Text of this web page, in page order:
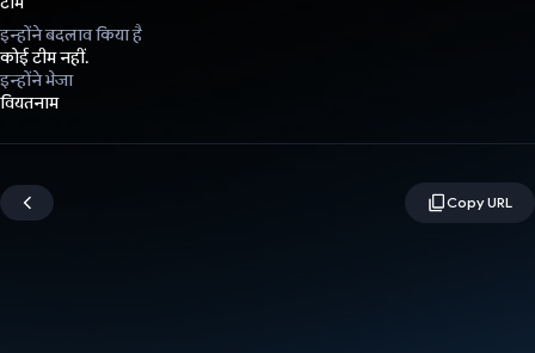
इन्होंने बदलाव किया है
कोई टीम नहीं.
इन्होंने भेजा
वियतनाम